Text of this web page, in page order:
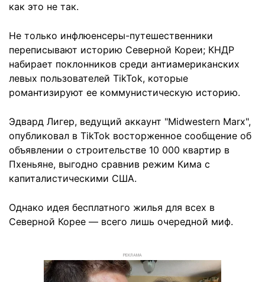
как это не так.
Не только инфлюенсеры-путешественники
переписывают историю Северной Кореи; КНДР
набирает поклонников среди антиамериканских
левых пользователей TikTok, которые
романтизируют ее коммунистическую историю.
Эдвард Лигер, ведущий аккаунт "Midwestern Marx",
опубликовал в TikTok восторженное сообщение об
объявлении о строительстве 10 000 квартир в
Пхеньяне, выгодно сравнив режим Кима с
капиталистическими США.
Однако идея бесплатного жилья для всех в
Северной Корее — всего лишь очередной миф.
РЕКЛАМА